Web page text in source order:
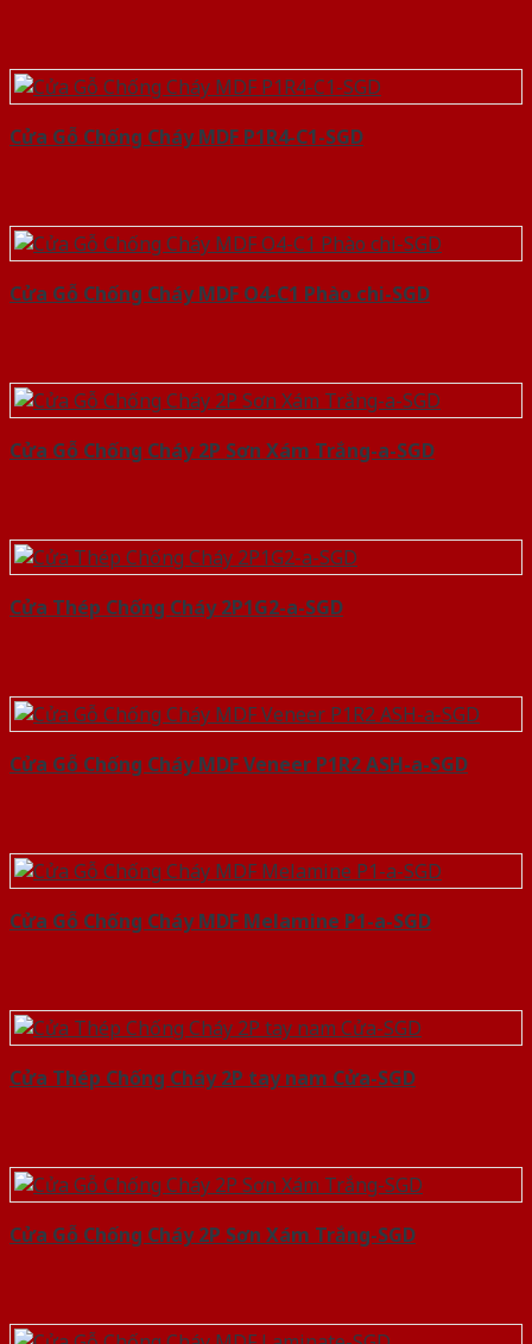
Cửa Gỗ Chống Cháy MDF P1R4-C1-SGD
Cửa Gỗ Chống Cháy MDF O4-C1 Phào chi-SGD
Cửa Gỗ Chống Cháy 2P Sơn Xám Trắng-a-SGD
Cửa Thép Chống Cháy 2P1G2-a-SGD
Cửa Gỗ Chống Cháy MDF Veneer P1R2 ASH-a-SGD
Cửa Gỗ Chống Cháy MDF Melamine P1-a-SGD
Cửa Thép Chống Cháy 2P tay nam Cửa-SGD
Cửa Gỗ Chống Cháy 2P Sơn Xám Trắng-SGD